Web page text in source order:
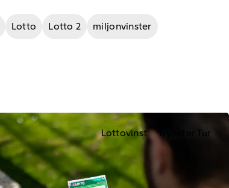
Lotto Lotto 2 miljonvinster
Lottovinst Nyheter Tur